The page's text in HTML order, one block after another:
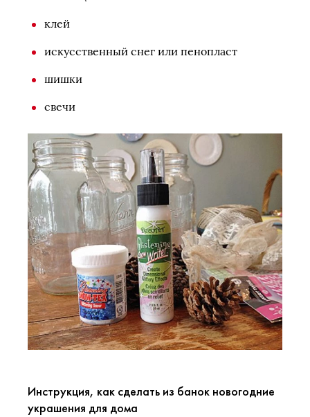
клей
искусственный снег или пенопласт
шишки
свечи
Инструкция, как сделать из банок новогодние
украшения для дома